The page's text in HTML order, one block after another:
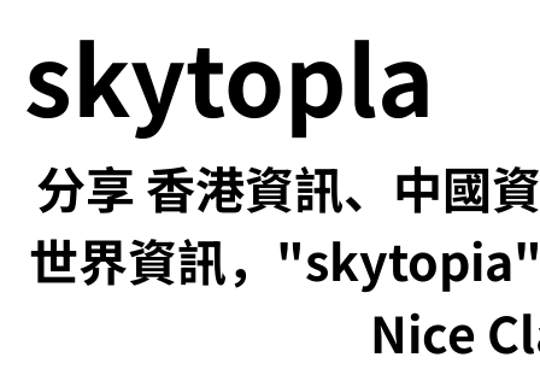
skytopla
分享 香港資訊、中國
世界資訊，
Nice